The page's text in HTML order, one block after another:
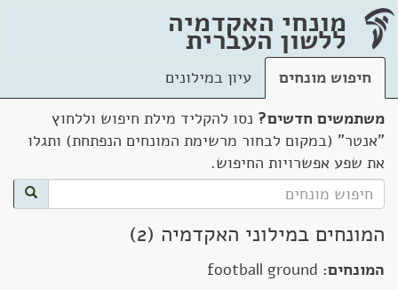
מונחי האקדמיה
ללשון העברית
חיפוש מונחים
עיון במילונים
משתמשים חדשים? נסו להקליד מילת חיפוש וללחוץ
"אנטר" (במקום לבחור מרשימת המונחים הנפתחת) ותגלו
את שפע אפשרויות החיפוש.
המונחים במילוני האקדמיה (2)
המונחים: football ground